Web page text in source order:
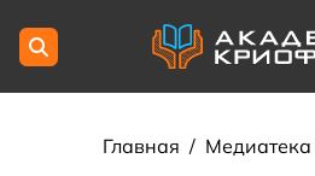
Главная / Медиатека